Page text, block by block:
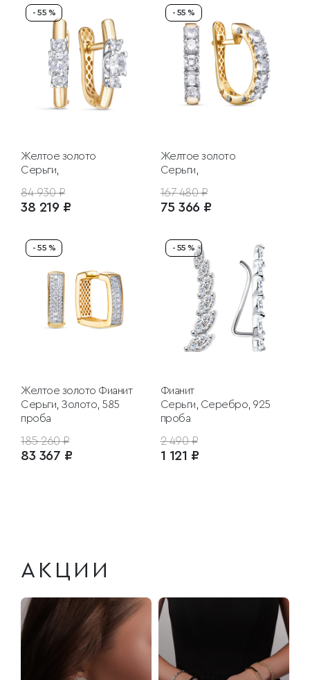
- 55 %
Желтое золото
Серьги,
84 930 ₽
38 219 ₽
- 55 %
Желтое золото
Серьги,
167 480 ₽
75 366 ₽
- 55 %
Желтое золото Фианит
Серьги, Золото, 585
проба
185 260 ₽
83 367 ₽
- 55 %
Фианит
Серьги, Серебро, 925
проба
2 490 ₽
1 121 ₽
АКЦИИ